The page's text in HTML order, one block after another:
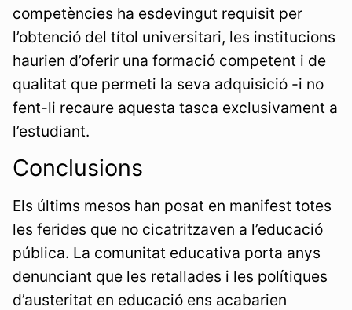
competències ha esdevingut requisit per
l’obtenció del títol universitari, les institucions
haurien d’oferir una formació competent i de
qualitat que permeti la seva adquisició -i no
fent-li recaure aquesta tasca exclusivament a
l’estudiant.
Conclusions
Els últims mesos han posat en manifest totes
les ferides que no cicatritzaven a l’educació
pública. La comunitat educativa porta anys
denunciant que les retallades i les polítiques
d’austeritat en educació ens acabarien